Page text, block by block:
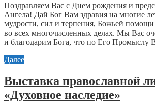
Поздравляем Вас с Днем рождения и
Ангела! Дай Бог Вам здравия на многие
мудрости, сил и терпения, Божьей помощи
во всех многочисленных делах. Мы Вас
и благодарим Бога, что по Его Промыслу
Далее
Выставка православной
«Духовное наследие»